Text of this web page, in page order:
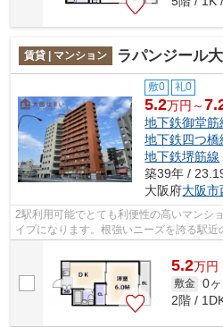
賃貸 | マンション ラパンジール
敷0 礼0
5.2万円～
地下鉄御堂筋
地下鉄四つ橋
地下鉄堺筋線
築39年 /
大阪府大阪市
2駅利用可能でとても利便性の高いマンシ
イプになります。根強いニーズを誇る駅近
ります。「ラパンジール大国Ⅲ」のここが
5.2万円
敷金 0ヶ
2階 /